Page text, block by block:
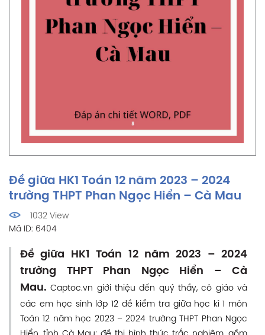
Đề giữa HK1 Toán 12 năm 2023 – 2024
trường THPT Phan Ngọc Hiển – Cà Mau
1032 View
Mã ID: 6404
Đề giữa HK1 Toán 12 năm 2023 – 2024
trường THPT Phan Ngọc Hiển – Cà
Mau.Captoc.vn giới thiệu đến quý thầy, cô giáo và
các em học sinh lớp 12 đề kiểm tra giữa học kì 1 môn
Toán 12 năm học 2023 – 2024 trường THPT Phan Ngọc